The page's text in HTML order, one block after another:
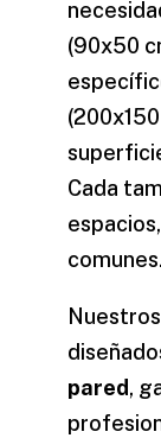
(90x50
Cada
comunes.
Nuestros
pared,